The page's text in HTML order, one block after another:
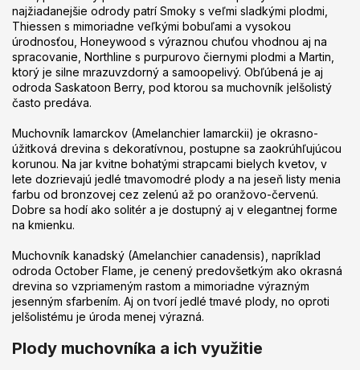
najžiadanejšie odrody patrí Smoky s veľmi sladkými plodmi,
Thiessen s mimoriadne veľkými bobuľami a vysokou
úrodnosťou, Honeywood s výraznou chuťou vhodnou aj na
spracovanie, Northline s purpurovo čiernymi plodmi a Martin,
ktorý je silne mrazuvzdorný a samoopelivý. Obľúbená je aj
odroda Saskatoon Berry, pod ktorou sa muchovník jelšolistý
často predáva.
Muchovník lamarckov (Amelanchier lamarckii) je okrasno-
úžitková drevina s dekoratívnou, postupne sa zaokrúhľujúcou
korunou. Na jar kvitne bohatými strapcami bielych kvetov, v
lete dozrievajú jedlé tmavomodré plody a na jeseň listy menia
farbu od bronzovej cez zelenú až po oranžovo-červenú.
Dobre sa hodí ako solitér a je dostupný aj v elegantnej forme
na kmienku.
Muchovník kanadský (Amelanchier canadensis), napríklad
odroda October Flame, je cenený predovšetkým ako okrasná
drevina so vzpriameným rastom a mimoriadne výrazným
jesenným sfarbením. Aj on tvorí jedlé tmavé plody, no oproti
jelšolistému je úroda menej výrazná.
Plody muchovníka a ich využitie